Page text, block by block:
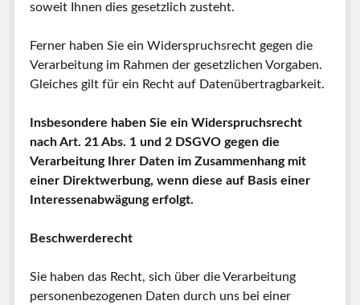
soweit Ihnen dies gesetzlich zusteht.
Ferner haben Sie ein Widerspruchsrecht gegen die
Verarbeitung im Rahmen der gesetzlichen Vorgaben.
Gleiches gilt für ein Recht auf Datenübertragbarkeit.
Insbesondere haben Sie ein Widerspruchsrecht
nach Art. 21 Abs. 1 und 2 DSGVO gegen die
Verarbeitung Ihrer Daten im Zusammenhang mit
einer Direktwerbung, wenn diese auf Basis einer
Interessenabwägung erfolgt.
Beschwerderecht
Sie haben das Recht, sich über die Verarbeitung
personenbezogenen Daten durch uns bei einer